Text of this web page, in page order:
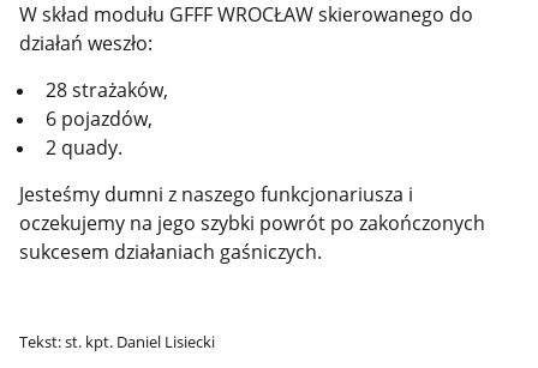
W skład modułu GFFF WROCŁAW skierowanego do
działań weszło:
28 strażaków,
6 pojazdów,
2 quady.
Jesteśmy dumni z naszego funkcjonariusza i
oczekujemy na jego szybki powrót po zakończonych
sukcesem działaniach gaśniczych.
Tekst: st. kpt. Daniel Lisiecki